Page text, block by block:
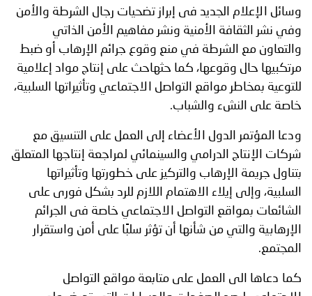
وسائل الإعلام الجديد فى إبراز تضحيات رجال الشرطة والأمن
وفي نشر الثقافة الأمنية ونشر مفاهيم الأمن الذاتي
والتعاون مع الشرطة في منع وقوع جرائم الإرهاب أو ضبط
مرتكبيها حال وقوعها، كما حثهاحث على إنتاج مواد إعلامية
للتوعية بمخاطر مواقع التواصل الاجتماعي وتأثيراتها السلبية،
خاصة على النشء والشباب.
ودعا المؤتمر الدول الأعضاء إلى العمل على التنسيق مع
شركات الإنتاج الدرامي والسينمائي لمراجعة إنتاجها المتعلق
بتناول جريمة الإرهاب والتركيز على خطورتها وتأثيراتها
السلبية، وإلى إيلاء الاهتمام اللازم للرد بشكل فورى على
الشائعات بمواقع التواصل الاجتماعي خاصة فى الجرائم
الإرهابية والتي من شأنها أن تؤثر سلبًا على أمن واستقرار
المجتمع.
كما دعاها الى العمل على متابعة مواقع التواصل